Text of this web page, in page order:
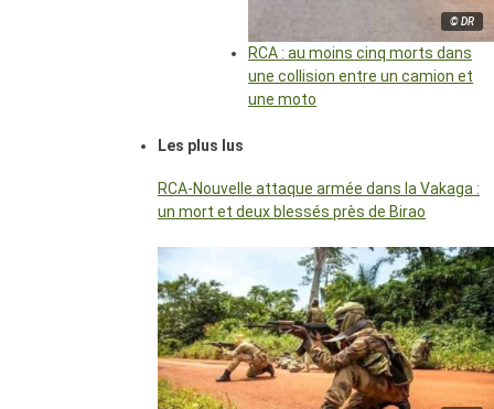
© DR
RCA : au moins cinq morts dans
une collision entre un camion et
une moto
Les plus lus
RCA-Nouvelle attaque armée dans la Vakaga :
un mort et deux blessés près de Birao